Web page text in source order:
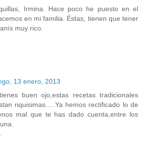
Irmina. Hace poco he puesto en el
en mi familia. Éstas, tienen que tener
muy rico.
13 enero, 2013
buen ojo,estas recetas tradicionales
riquisimas.....Ya hemos rectificado lo de
mal que te has dado cuenta,entre los